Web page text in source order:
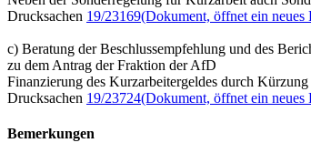
Drucksachen 19/23169(Dokument, öffnet ein neues
c) Beratung der Beschlussempfehlung und des
zu dem Antrag der Fraktion der AfD
Finanzierung des Kurzarbeitergeldes durch
Drucksachen 19/23724(Dokument, öffnet ein neues
Bemerkungen